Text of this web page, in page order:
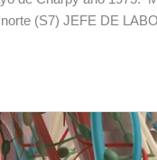
(S7) JEFE DE